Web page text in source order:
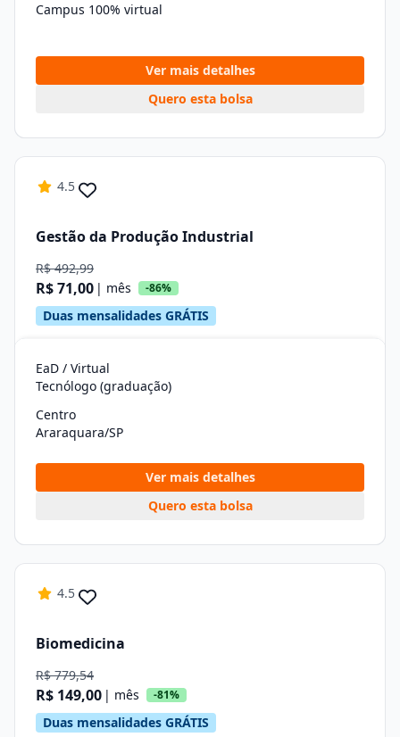
Campus 100% virtual
Ver mais detalhes
Quero esta bolsa
4.5
Gestão da Produção Industrial
R$ 492,99
R$ 71,00 | mês -86%
Duas mensalidades GRÁTIS
EaD / Virtual
Tecnólogo (graduação)
Centro
Araraquara/SP
Ver mais detalhes
Quero esta bolsa
4.5
Biomedicina
R$ 779,54
R$ 149,00 | mês -81%
Duas mensalidades GRÁTIS